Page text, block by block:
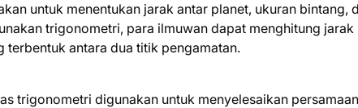
untuk menentukan jarak antar planet, ukuran bintang,
trigonometri, para ilmuwan dapat menghitung jarak
terbentuk antara dua titik pengamatan.
trigonometri digunakan untuk menyelesaikan persamaan